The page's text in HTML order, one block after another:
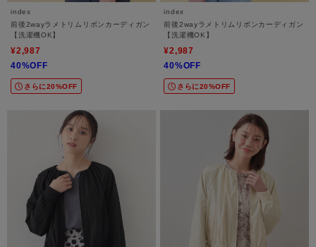
index
前後2wayラメトリムリボンカーディガン
【洗濯機OK】
¥2,987
40%OFF
さらに20%OFF
index
前後2wayラメトリムリボンカーディガン
【洗濯機OK】
¥2,987
40%OFF
さらに20%OFF